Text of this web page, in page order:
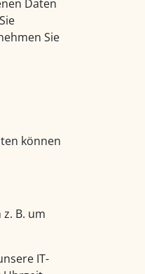
Daten
Sie
können
B. um
IT-